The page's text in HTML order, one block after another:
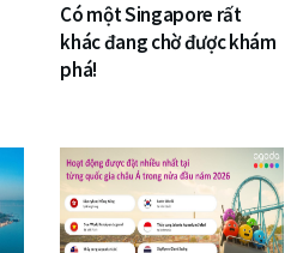
Có một Singapore rất
khác đang chờ được khám
phá!